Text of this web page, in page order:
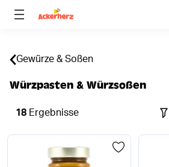
Gewürze & Soßen
Würzpasten & Würzsoßen
18 Ergebnisse